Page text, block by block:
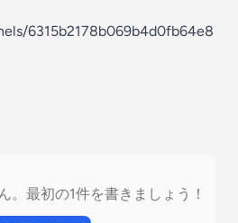
6315b2178b069b4d0fb64e8
。最初の1件を書きましょう！